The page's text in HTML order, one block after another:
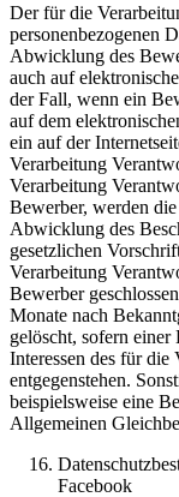
Der für die
personenbezogenen
Abwicklung des
auch auf
der Fall, wenn ein
auf dem
ein auf der
Verarbeitung
Verarbeitung
Bewerber, werden
Abwicklung des
gesetzlichen
Verarbeitung
Bewerber
Monate nach
gelöscht, sofern einer
Interessen des für
entgegenstehen.
beispielsweise eine
Allgemeinen
Facebook